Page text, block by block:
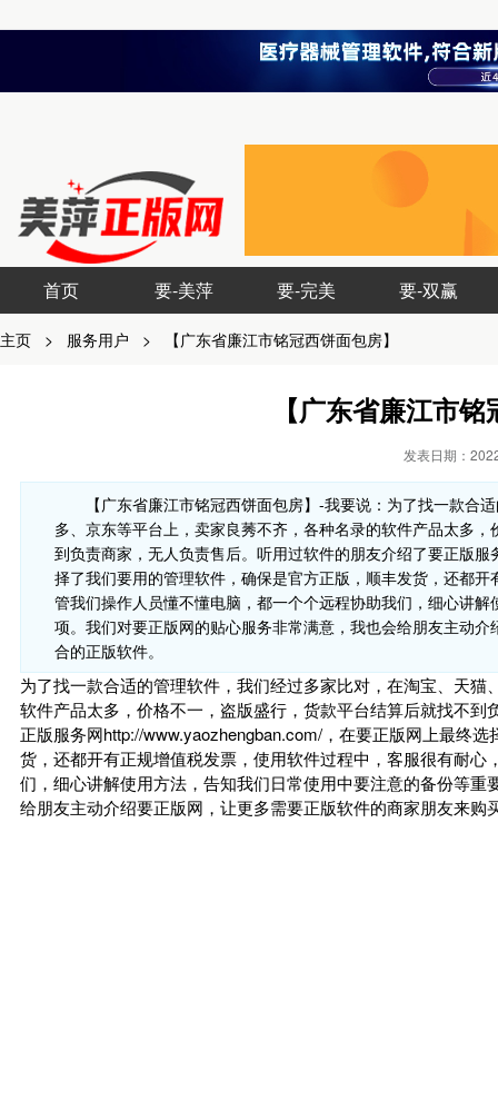
首页 要-美萍 要-完美 要-双赢
主页 > 服务用户 > 【广东省廉江市铭冠西饼面包房】
【广东省廉江市
发表日期：
【广东省廉江市铭冠西饼面包房】-我要说：为了找一款合
多、京东等平台上，卖家良莠不齐，各种名录的软件产品太多
到负责商家，无人负责售后。听用过软件的朋友介绍了要正版
择了我们要用的管理软件，确保是官方正版，顺丰发货，还都
管我们操作人员懂不懂电脑，都一个个远程协助我们，细心讲
项。我们对要正版网的贴心服务非常满意，我也会给朋友主动
合的正版软件。
为了找一款合适的管理软件，我们经过多家比对，在淘宝、天
软件产品太多，价格不一，盗版盛行，货款平台结算后就找不
正版服务网http://www.yaozhengban.com/，在要正版网上最终
货，还都开有正规增值税发票，使用软件过程中，客服很有耐
们，细心讲解使用方法，告知我们日常使用中要注意的备份等
给朋友主动介绍要正版网，让更多需要正版软件的商家朋友来购